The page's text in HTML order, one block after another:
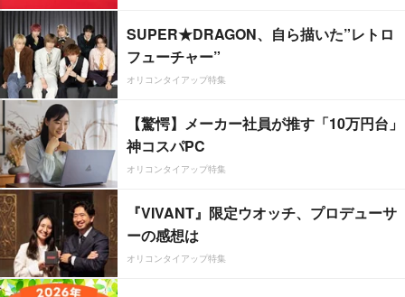
SUPER★DRAGON、自ら描いた”レトロ
フューチャー”
オリコンタイアップ特集
【驚愕】メーカー社員が推す「10万円台」
神コスパPC
オリコンタイアップ特集
『VIVANT』限定ウオッチ、プロデューサ
ーの感想は
オリコンタイアップ特集